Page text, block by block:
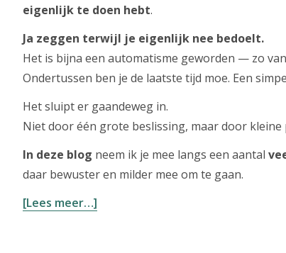
eigenlijk te doen hebt.
Ja zeggen terwijl je eigenlijk nee bedoelt.
Het is bijna een automatisme geworden — zo
Ondertussen ben je de laatste tijd moe. Een
Het sluipt er gaandeweg in.
Niet door één grote beslissing, maar door
In deze blog neem ik je mee langs een aantal
daar bewuster en milder mee om te gaan.
[Lees meer…]